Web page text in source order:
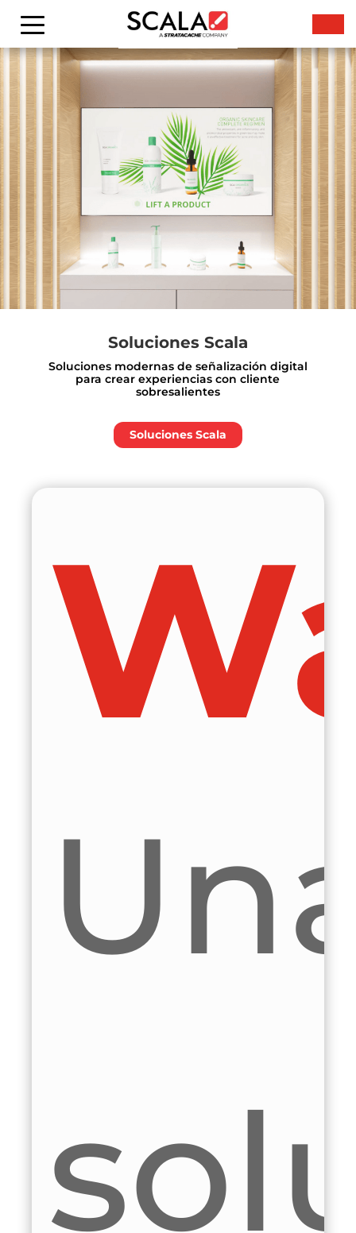
Soluciones Scala
Soluciones modernas de señalización digital
para crear experiencias con cliente
sobresalientes
Soluciones Scala